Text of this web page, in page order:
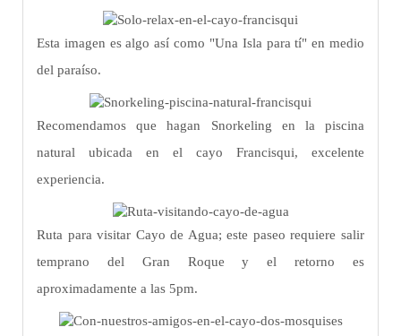
Esta imagen es algo así como "Una Isla para tí" en medio
del paraíso.
Recomendamos que hagan Snorkeling en la piscina
natural ubicada en el cayo Francisqui, excelente
experiencia.
Ruta para visitar Cayo de Agua; este paseo requiere salir
temprano del Gran Roque y el retorno es
aproximadamente a las 5pm.